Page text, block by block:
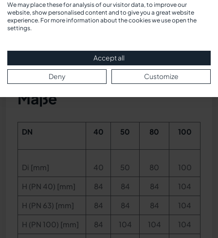
Maße
DN 40 50 80 100
Di [mm] 40 50 80 100
H (PN 40) [mm] 84 84 84 104
H (PN 63) [mm] 84 84 84 104
H (PN 100) [mm] 84 104 104 104
We may place these for analysis of our visitor data, to improve our
website, show personalised content and to give you a great website
experience. For more information about the cookies we use open the
settings.
Accept all
Deny Customize